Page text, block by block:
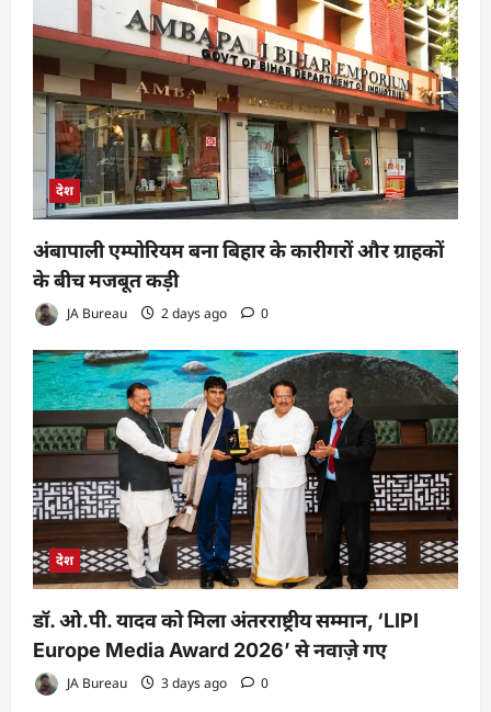
देश
अंबापाली एम्पोरियम बना बिहार के कारीगरों और ग्राहकों
के बीच मजबूत कड़ी
JA Bureau 2 days ago 0
देश
डॉ. ओ.पी. यादव को मिला अंतरराष्ट्रीय सम्मान, ‘LIPI
Europe Media Award 2026’ से नवाज़े गए
JA Bureau 3 days ago 0